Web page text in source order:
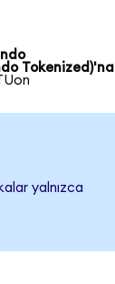
Tokenized)'na
yalnızca